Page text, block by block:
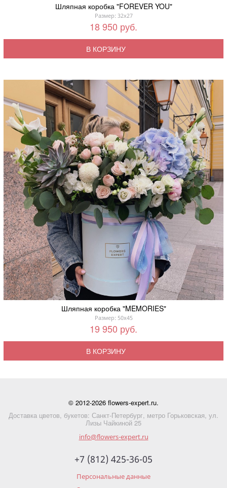
Шляпная коробка "FOREVER YOU"
Размер: 32x27
18 950 руб.
В КОРЗИНУ
Шляпная коробка "MEMORIES"
Размер: 50x45
19 950 руб.
В КОРЗИНУ
© 2012-2026 flowers-expert.ru.
Доставка цветов, букетов: Санкт-Петербург, метро Горьковская, ул.
Лизы Чайкиной 25
info@flowers-expert.ru
+7 (812) 425-36-05
Персональные данные